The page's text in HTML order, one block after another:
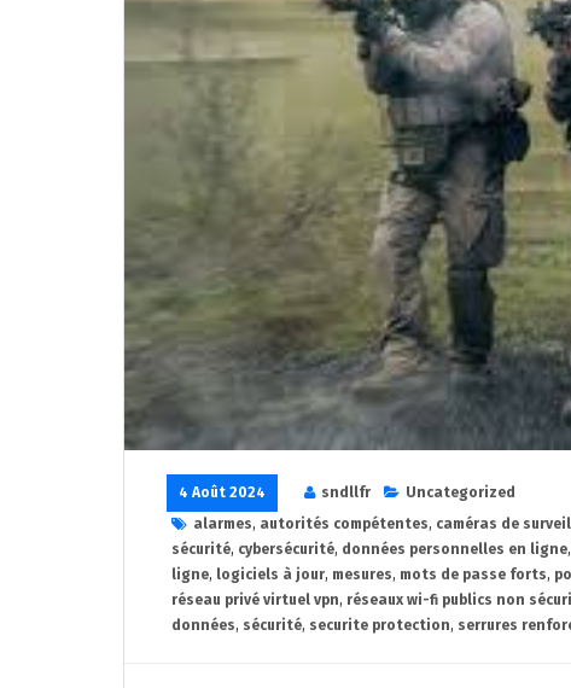
4 Août 2024 sndllfr
Uncategorized
alarmes, autorités compétentes, caméras de
sécurité, cybersécurité, données personnelles en ligne,
ligne, logiciels à jour, mesures, mots de passe forts,
réseau privé virtuel vpn, réseaux wi-fi publics non
données, sécurité, securite protection, serrures